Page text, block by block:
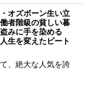
オズボーン生い立
者階級の貧しい暮
みに手を染める
生を変えたビート
、絶大な人気を誇